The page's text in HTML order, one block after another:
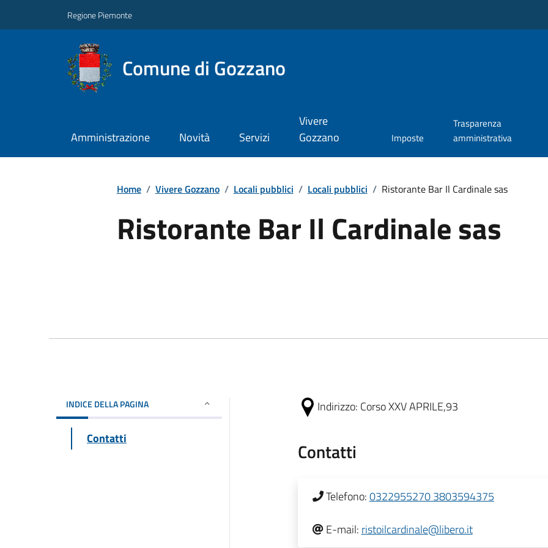
Regione Piemonte
Comune di Gozzano
Amministrazione Novità Servizi
Vivere
Gozzano
Imposte
Trasparenza
amministrativa
Home / Vivere Gozzano / Locali pubblici / Locali pubblici / Ristorante Bar Il Cardinale sas
Ristorante Bar Il Cardinale sas
INDICE DELLA PAGINA
Contatti
Indirizzo: Corso XXV APRILE,93
Contatti
Telefono:0322955270 3803594375
E-mail: ristoilcardinale@libero.it